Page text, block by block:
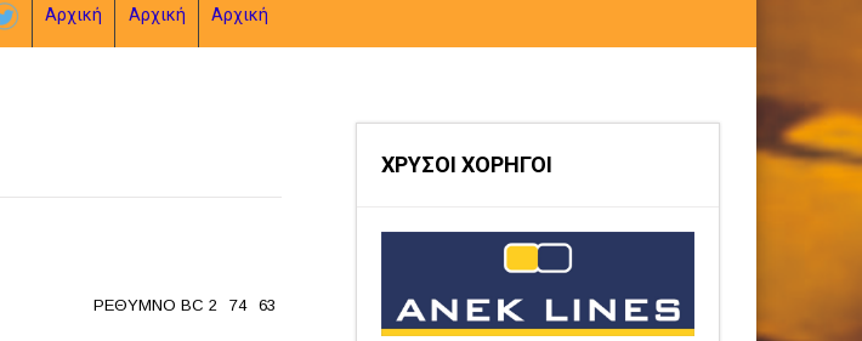
Αρχική Αρχική Αρχική
ΡΕΘΥΜΝΟ BC 2 74 63
ΧΡΥΣΟΙ ΧΟΡΗΓΟΙ